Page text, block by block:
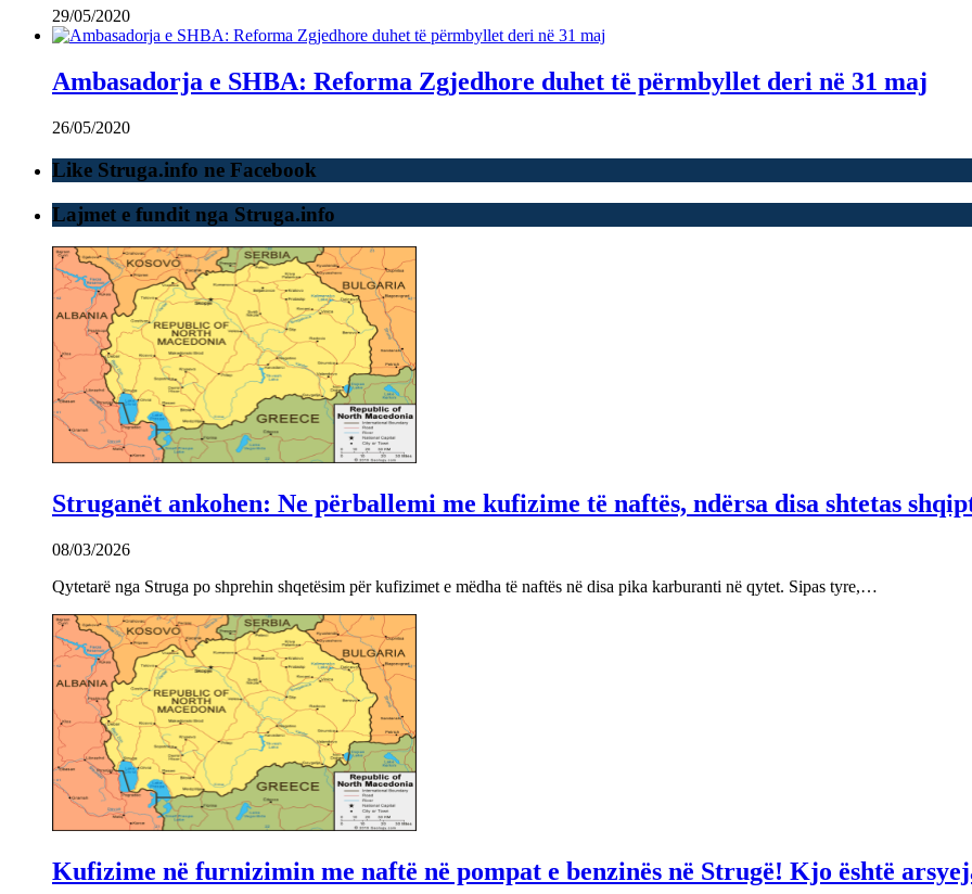
29/05/2020
Ambasadorja e SHBA: Reforma Zgjedhore duhet të përmbyllet deri në 31 maj
26/05/2020
Like Struga.info ne Facebook
Lajmet e fundit nga Struga.info
Struganët ankohen: Ne përballemi me kufizime të naftës, ndërsa disa shtetas
08/03/2026
Qytetarë nga Struga po shprehin shqetësim për kufizimet e mëdha të naftës në disa pika karburanti në qytet. Sipas tyre,…
Kufizime në furnizimin me naftë në pompat e benzinës në Strugë! Kjo është